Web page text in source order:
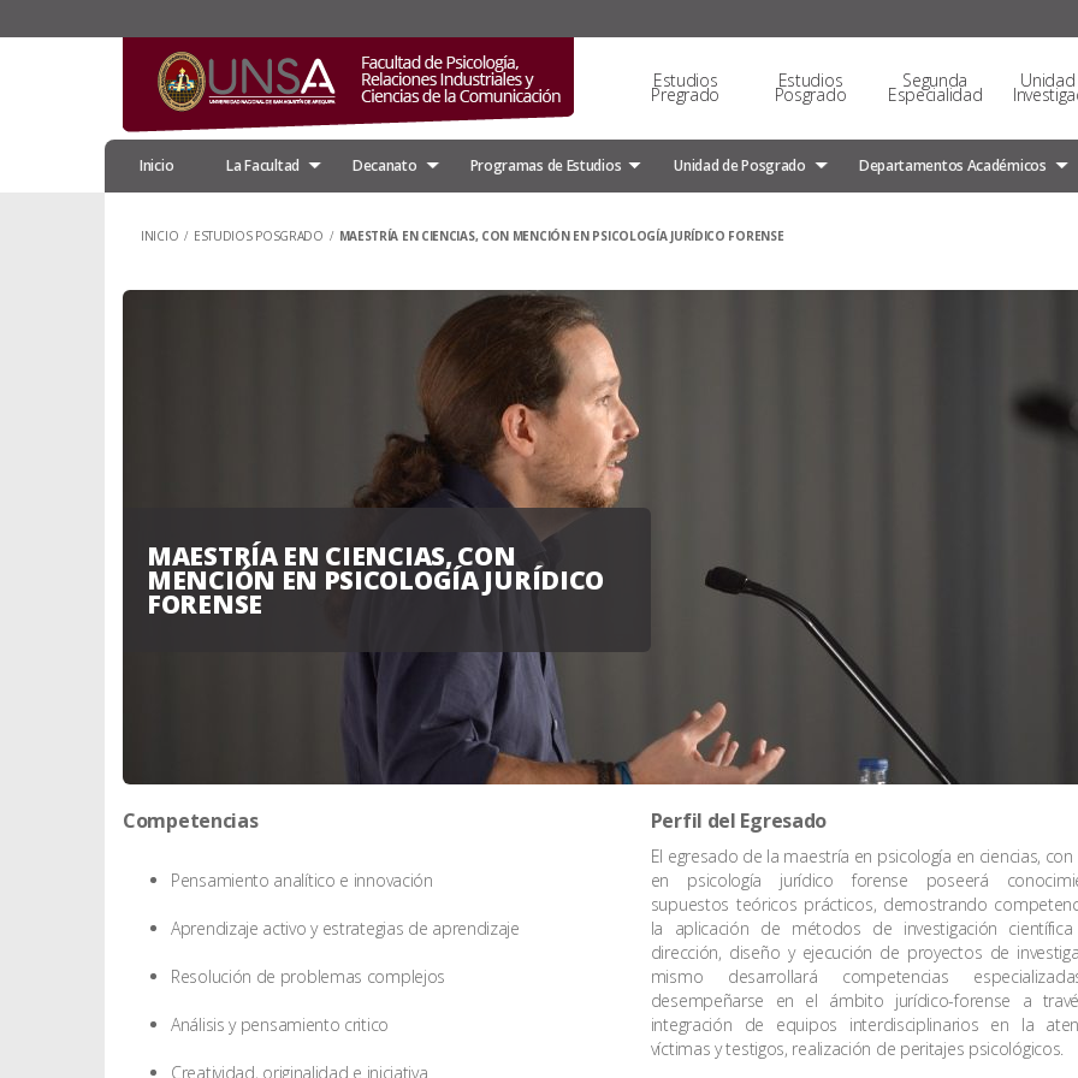
Estudios
Pregrado
Estudios
Posgrado
Segunda
Especialidad
Inicio La Facultad Decanato Programas de Estudios Unidad de Posgrado Departamentos Académicos
INICIO / ESTUDIOS POSGRADO / MAESTRÍA EN CIENCIAS, CON MENCIÓN EN PSICOLOGÍA JURÍDICO FORENSE
MAESTRÍA EN CIENCIAS, CON
MENCIÓN EN PSICOLOGÍA JURÍDICO
FORENSE
Competencias
Pensamiento analítico e innovación
Aprendizaje activo y estrategias de aprendizaje
Resolución de problemas complejos
Análisis y pensamiento critico
Creatividad, originalidad e iniciativa
Perfil del Egresado
El egresado de la maestría en psicología en ciencias,
en psicología jurídico forense poseerá
supuestos teóricos prácticos, demostrando
la aplicación de métodos de investigación
dirección, diseño y ejecución de proyectos de
mismo desarrollará competencias
desempeñarse en el ámbito jurídico-forense a
integración de equipos interdisciplinarios en la
víctimas y testigos, realización de peritajes psicológicos.